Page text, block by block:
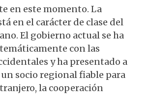
en este momento. La
en el carácter de clase del
El gobierno actual se ha
con las
y ha presentado a
socio regional fiable para
la cooperación